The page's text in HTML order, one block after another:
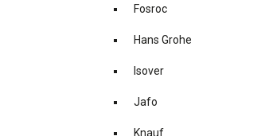
Fosroc
Hans Grohe
Isover
Jafo
Knauf